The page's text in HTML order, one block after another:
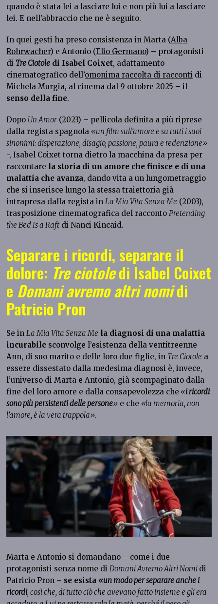
quando è stata lei a lasciare lui e non più lui a lasciare
lei. E nell’abbraccio che ne è seguito.
In quei gesti ha preso consistenza in Marta (Alba
Rohrwacher) e Antonio (Elio Germano) – protagonisti
di Tre Ciotole di Isabel Coixet, adattamento
cinematografico dell’omonima raccolta di racconti di
Michela Murgia, al cinema dal 9 ottobre 2025 – il
senso della fine.
Dopo Un Amor (2023) – pellicola definita a più riprese
dalla regista spagnola «un film sull’amore e su tutti i suoi
sinonimi: disperazione, disagio, passione, paura e redenzione»
-, Isabel Coixet torna dietro la macchina da presa per
raccontare la storia di un amore che finisce e di una
malattia che avanza, dando vita a un lungometraggio
che si inserisce lungo la stessa traiettoria già
intrapresa dalla regista in La Mia Vita Senza Me (2003),
trasposizione cinematografica del racconto Pretending
the Bed Is a Raft di Nanci Kincaid.
Separare i ricordi, separare il
dolore: Tre ciotoledi Isabel Coixet
e Domani avremo altri nomidi
Patricio Pron
Se in La Mia Vita Senza Me la diagnosi di una malattia
incurabile sconvolge l’esistenza della ventitreenne
Ann, di suo marito e delle loro due figlie, in Tre Ciotole a
essere dissestato dalla medesima diagnosi è, invece,
l’universo di Marta e Antonio, già scompaginato dalla
fine del loro amore e dalla consapevolezza che «i ricordi
sono più persistenti delle persone» e che «la memoria, non
l’amore, è la vera trappola».
Marta e Antonio si domandano – come i due
protagonisti senza nome di Domani Avremo Altri Nomi di
Patricio Pron – se esista «un modo per separare anche i
ricordi, così che, di tutto ciò che avevano fatto insieme e gli era